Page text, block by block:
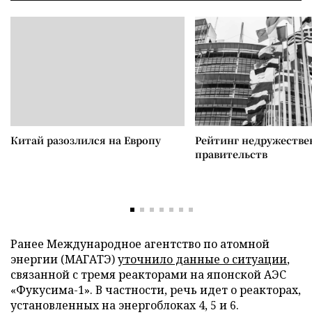
Китай разозлился на Европу
Рейтинг
правительств
Ранее Международное агентство по атомной
энергии (МАГАТЭ)уточнило данные о ситуации,
связанной с тремя реакторами на японской АЭС
«Фукусима-1». В частности, речь идет о реакторах,
установленных на энергоблоках 4, 5 и 6.